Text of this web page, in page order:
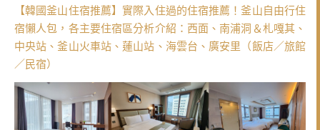
【韓國釜山住宿推薦】實際入住過的住宿推薦！釜山自由行住
宿懶人包，各主要住宿區分析介紹：西面、南浦洞＆札嘎其、
中央站、釜山火車站、蓮山站、海雲台、廣安里（飯店／旅館
／民宿）